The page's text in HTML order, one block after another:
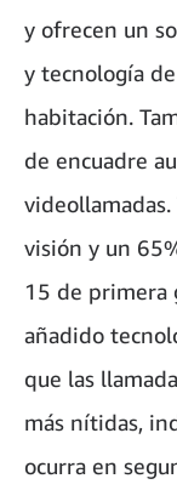
y ofrecen un
y tecnología
habitación.
de encuadre
visión y un
15 de primera
añadido
que las
más nítidas,
ocurra en